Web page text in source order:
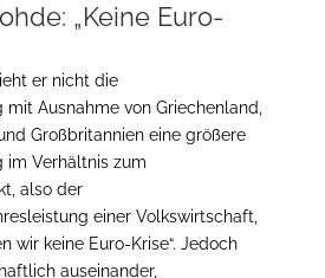
„Keine Euro-
er nicht die
Ausnahme von Griechenland,
Großbritannien eine größere
im Verhältnis zum
also der
einer Volkswirtschaft,
wir keine Euro-Krise“. Jedoch
auseinander,